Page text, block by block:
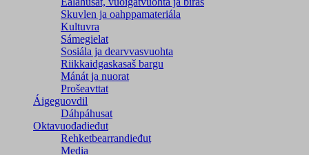
Skuvlen ja oahppamateriála
Kultuvra
Sámegielat
Sosiála ja dearvvasvuohta
Riikkaidgaskasaš bargu
Mánát ja nuorat
Prošeavttat
Áigeguovdil
Dáhpáhusat
Oktavuođadieđut
Rehketbearrandieđut
Media